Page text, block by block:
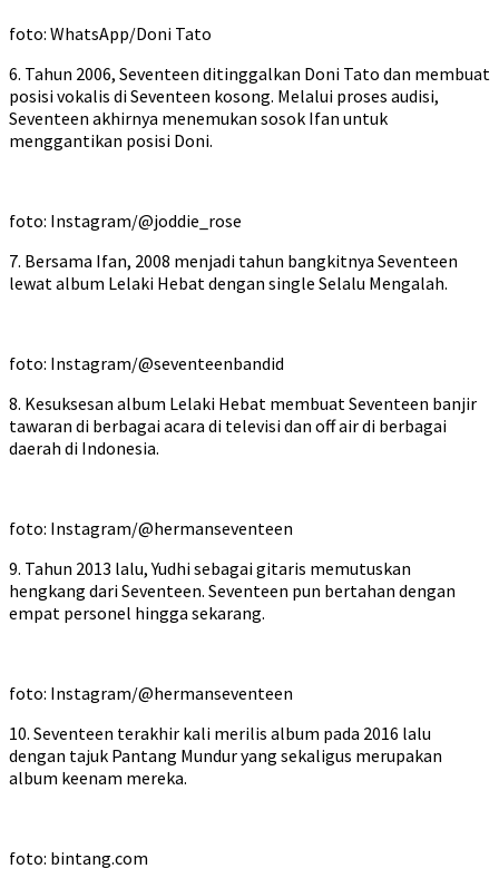
foto: WhatsApp/Doni Tato
6. Tahun 2006, Seventeen ditinggalkan Doni Tato dan membuat
posisi vokalis di Seventeen kosong. Melalui proses audisi,
Seventeen akhirnya menemukan sosok Ifan untuk
menggantikan posisi Doni.
foto: Instagram/@joddie_rose
7. Bersama Ifan, 2008 menjadi tahun bangkitnya Seventeen
lewat album Lelaki Hebat dengan single Selalu Mengalah.
foto: Instagram/@seventeenbandid
8. Kesuksesan album Lelaki Hebat membuat Seventeen banjir
tawaran di berbagai acara di televisi dan off air di berbagai
daerah di Indonesia.
foto: Instagram/@hermanseventeen
9. Tahun 2013 lalu, Yudhi sebagai gitaris memutuskan
hengkang dari Seventeen. Seventeen pun bertahan dengan
empat personel hingga sekarang.
foto: Instagram/@hermanseventeen
10. Seventeen terakhir kali merilis album pada 2016 lalu
dengan tajuk Pantang Mundur yang sekaligus merupakan
album keenam mereka.
foto: bintang.com